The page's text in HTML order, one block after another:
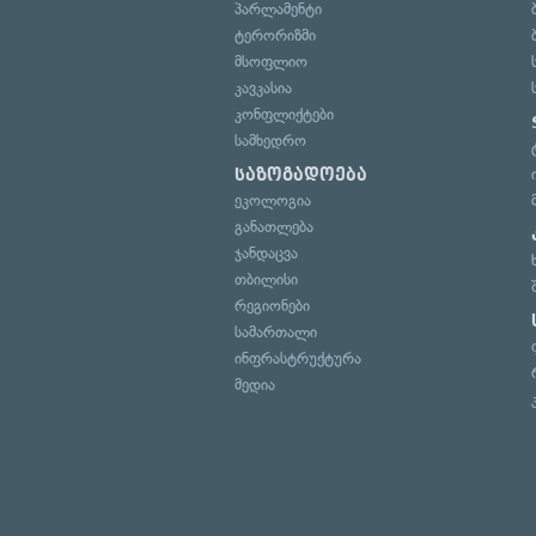
პარლამენტი
ტერორიზმი
მსოფლიო
კავკასია
კონფლიქტები
სამხედრო
საზოგადოება
ეკოლოგია
განათლება
ჯანდაცვა
თბილისი
რეგიონები
სამართალი
ინფრასტრუქტურა
მედია